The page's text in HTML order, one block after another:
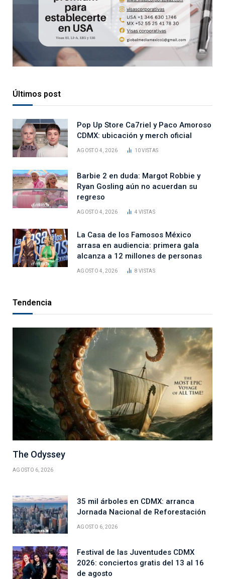
Últimos post
Pop Up Store Ca7riel y Paco Amoroso
CDMX: ubicación y merch oficial
AGOSTO 4, 2026 10VISTAS
Barbie 2 en duda: Margot Robbie y
Ryan Gosling aún no acuerdan su
regreso
AGOSTO 4, 2026 4VISTAS
La Casa de los Famosos México
arrasa en audiencia: primera gala
alcanza a 12 millones de personas
AGOSTO 4, 2026 8VISTAS
Tendencia
The Odyssey
AGOSTO 6, 2026
35 mil árboles en CDMX: arranca
Jornada Nacional de Reforestación
AGOSTO 6, 2026
Festival de las Juventudes CDMX
2026: conciertos gratis del 13 al 16
de agosto